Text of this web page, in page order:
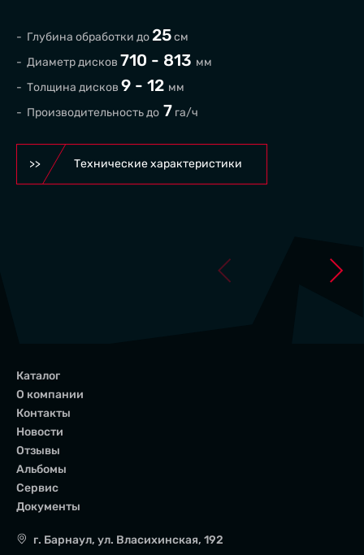
НОВОСТИ
КАТАЛОГ
СЕРВИС
- Глубина обработки до 25см
- Диаметр дисков 710 - 813 мм
- Толщина дисков 9 - 12 мм
- Производительность до 7 га/ч
Технические характеристики
Каталог
О компании
Контакты
Новости
Отзывы
Альбомы
Сервис
Документы
г. Барнаул, ул. Власихинская, 192